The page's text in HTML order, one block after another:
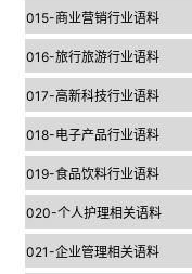
015-商业营销行业语料
016-旅行旅游行业语料
017-高新科技行业语料
018-电子产品行业语料
019-食品饮料行业语料
020-个人护理相关语料
021-企业管理相关语料